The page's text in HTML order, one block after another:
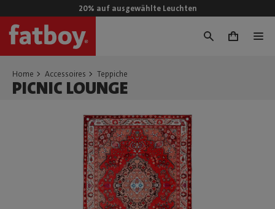
20% auf ausgewählte Leuchten
0
Home Accessoires Teppiche
PICNIC LOUNGE